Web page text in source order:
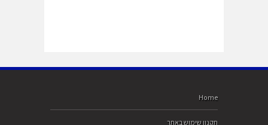
Home
תקנון שימוש באתר